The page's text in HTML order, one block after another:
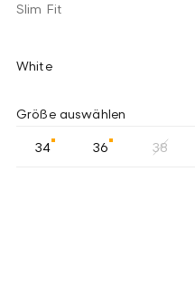
Slim Fit
White
Größe auswählen
34 36 38